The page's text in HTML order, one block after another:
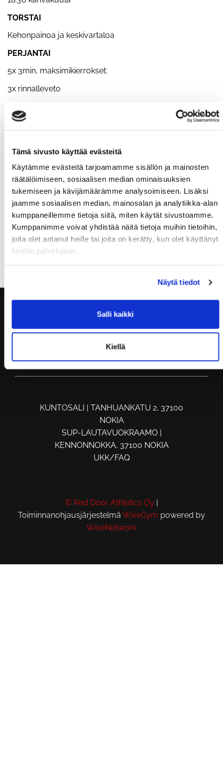
Tämä sivusto käyttää evästeitä
Käytämme evästeitä tarjoamamme sisällön ja mainosten
räätälöimiseen, sosiaalisen median ominaisuuksien
tukemiseen ja kävijämäärämme analysoimiseen. Lisäksi
jaamme sosiaalisen median, mainosalan ja analytiikka-alan
kumppaneillemme tietoja siitä, miten käytät sivustoamme.
Kumppanimme voivat yhdistää näitä tietoja muihin tietoihin,
joita olet antanut heille tai joita on kerätty, kun olet käyttänyt
heidän palvelujaan.
Näytä tiedot
Salli kaikki
Kiellä
TORSTAI
Kehonpainoa ja keskivartaloa
PERJANTAI
5x 3min, maksimikierrokset:
3x rinnalleveto
9x kehonpainokyykky
SUNNUNTAI
18.00 kehonpainotreenit
Muistathan ilmoittautua tunneille ajoissa, kiitos!
KUNTOSALI | TANHUANKATU 2, 37100
NOKIA
SUP-LAUTAVUOKRAAMO |
KENNONNOKKA, 37100 NOKIA
UKK/FAQ
© Red Door Athletics Oy|
Toiminnanohjausjärjestelmä WiseGym powered by
WiseNetwork